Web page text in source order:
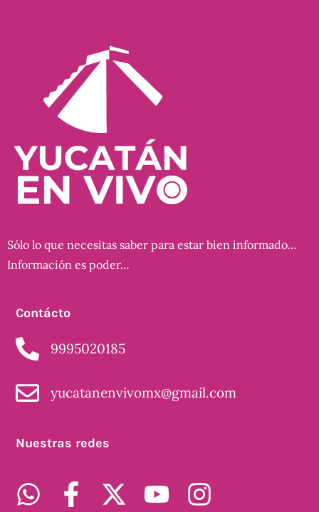
Sólo lo que necesitas saber para estar bien informado…
Información es poder…
Contácto
9995020185
yucatanenvivomx@gmail.com
Nuestras redes